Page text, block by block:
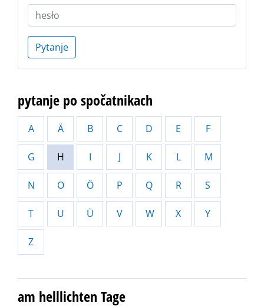
Pytanje
pytanje po spočatnikach
A Ä B C D E F
G H I J K L M
N O Ö P Q R S
T U Ü V W X Y
Z
am helllichten Tage